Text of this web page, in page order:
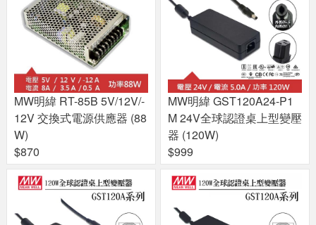
MW明緯 RT-85B 5V/12V/-
12V 交換式電源供應器 (88
W)
$870
MW明緯 GST120A24-P1
M 24V全球認證桌上型變壓
器 (120W)
$999